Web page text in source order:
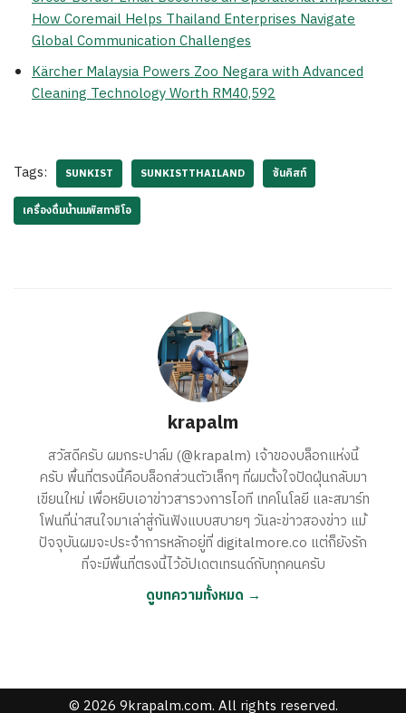
How Coremail Helps Thailand Enterprises Navigate
Global Communication Challenges
Kärcher Malaysia Powers Zoo Negara with Advanced
Cleaning Technology Worth RM40,592
Tags: SUNKIST SUNKISTTHAILAND ซันคิสท์
เครื่องดื่มน้ำนมพิสทาชิโอ
krapalm
สวัสดีครับ ผมกระปาล์ม (@krapalm) เจ้าของบล็อกแห่งนี้
ครับ พื้นที่ตรงนี้คือบล็อกส่วนตัวเล็กๆ ที่ผมตั้งใจปัดฝุ่นกลับมา
เขียนใหม่ เพื่อหยิบเอาข่าวสารวงการไอที เทคโนโลยี และสมาร์ท
โฟนที่น่าสนใจมาเล่าสู่กันฟังแบบสบายๆ วันละข่าวสองข่าว แม้
ปัจจุบันผมจะประจำการหลักอยู่ที่ digitalmore.co แต่ก็ยังรัก
ที่จะมีพื้นที่ตรงนี้ไว้อัปเดตเทรนด์กับทุกคนครับ
ดูบทความทั้งหมด →
© 2026 9krapalm.com. All rights reserved.